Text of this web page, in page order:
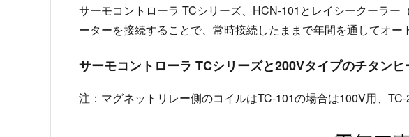
サーモコントローラ TCシリーズ、HCN-101とレイシークーラー
ーターを接続することで、常時接続したままで年間を通してオー
サーモコントローラ TCシリーズと200Vタイプのチタン
注：マグネットリレー側のコイルはTC-101の場合は100V用、TC-